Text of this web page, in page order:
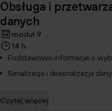
Obsługa i
danych
moduł 9
14 h
Podstawowe informacje o
Serializacja i deserializacja
Czytaj więcej